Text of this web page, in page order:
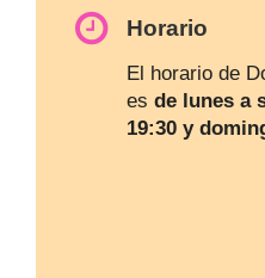
Horario
El horario de
es de lunes a
19:30 y